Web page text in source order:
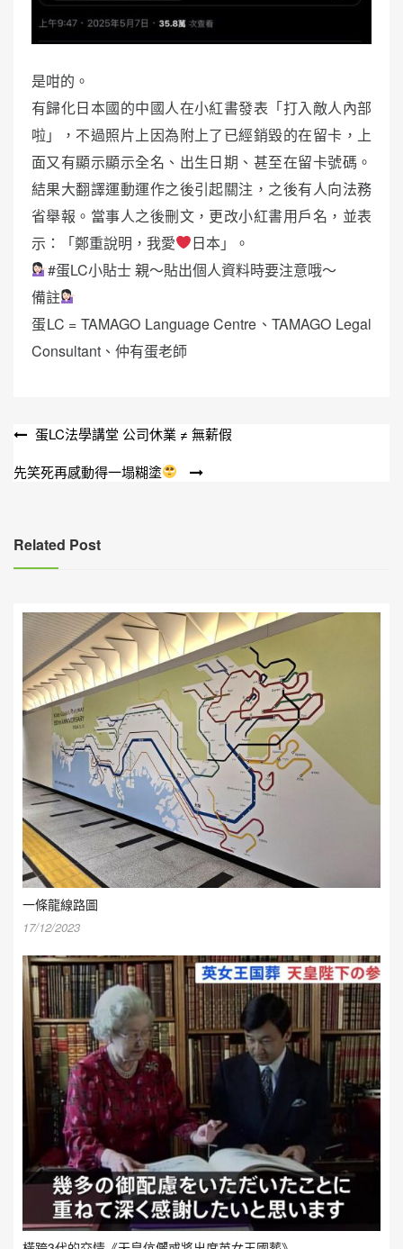
是咁的。
有歸化日本國的中國人在小紅書發表「打入敵人內部
啦」，不過照片上因為附上了已經銷毀的在留卡，上
面又有顯示顯示全名、出生日期、甚至在留卡號碼。
結果大翻譯運動運作之後引起關注，之後有人向法務
省舉報。當事人之後刪文，更改小紅書用戶名，並表
示：「鄭重說明，我愛
日本」。
#蛋LC小貼士 親～貼出個人資料時要注意哦～
備註
蛋LC = TAMAGO Language Centre、TAMAGO Legal
Consultant、仲有蛋老師
文
章
蛋LC法學講堂 公司休業 ≠ 無薪假
先笑死再感動得一塌糊塗
Related Post
一條龍線路圖
17/12/2023